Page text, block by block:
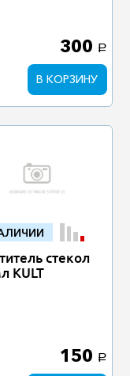
300 a
В КОРЗИНУ
стекол
KULT
150 a